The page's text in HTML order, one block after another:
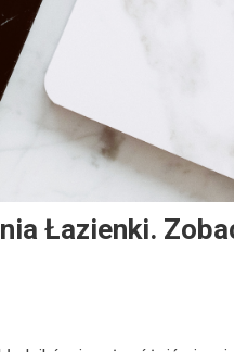
Łazienki.
Spójna
Wrażenie